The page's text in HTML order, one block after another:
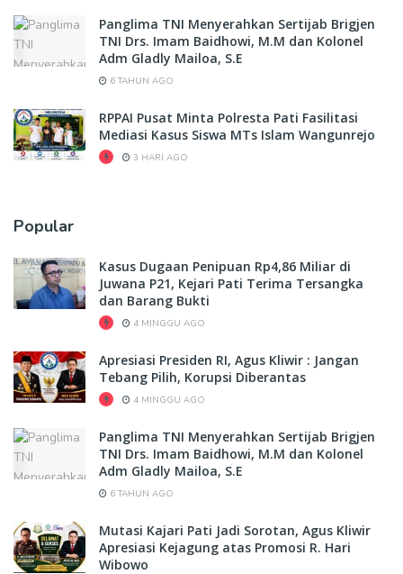
Panglima TNI Menyerahkan Sertijab Brigjen
TNI Drs. Imam Baidhowi, M.M dan Kolonel
Adm Gladly Mailoa, S.E
6 TAHUN AGO
RPPAI Pusat Minta Polresta Pati Fasilitasi
Mediasi Kasus Siswa MTs Islam Wangunrejo
3 HARI AGO
Popular
Kasus Dugaan Penipuan Rp4,86 Miliar di
Juwana P21, Kejari Pati Terima Tersangka
dan Barang Bukti
4 MINGGU AGO
Apresiasi Presiden RI, Agus Kliwir : Jangan
Tebang Pilih, Korupsi Diberantas
4 MINGGU AGO
Panglima TNI Menyerahkan Sertijab Brigjen
TNI Drs. Imam Baidhowi, M.M dan Kolonel
Adm Gladly Mailoa, S.E
6 TAHUN AGO
Mutasi Kajari Pati Jadi Sorotan, Agus Kliwir
Apresiasi Kejagung atas Promosi R. Hari
Wibowo